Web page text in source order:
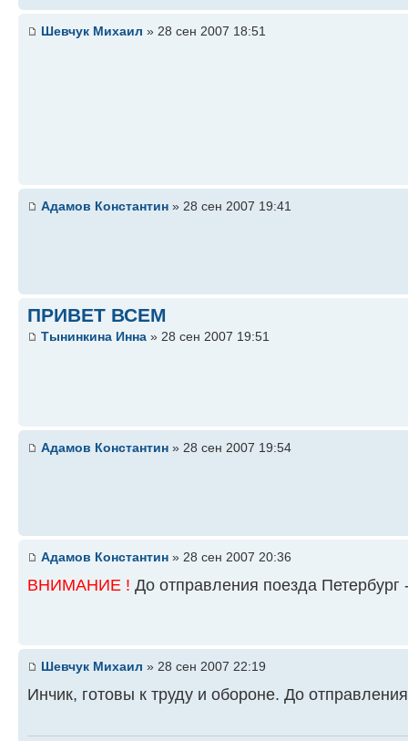
Шевчук Михаил » 28 сен 2007 18:51
Адамов Константин » 28 сен 2007 19:41
ПРИВЕТ ВСЕМ
Тынинкина Инна » 28 сен 2007 19:51
Адамов Константин » 28 сен 2007 19:54
Адамов Константин » 28 сен 2007 20:36
ВНИМАНИЕ ! До отправления поезда
Шевчук Михаил » 28 сен 2007 22:19
Инчик, готовы к труду и обороне. До